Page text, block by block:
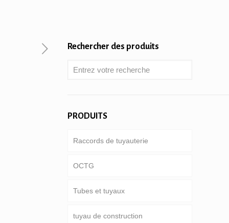
Rechercher des produits
PRODUITS
Raccords de tuyauterie
OCTG
Tube & boîtier
Tiges de forage
Tubes et tuyaux
pipeline commun
tuyau de construction